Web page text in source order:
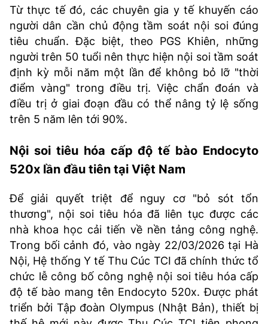
Từ thực tế đó, các chuyên gia y tế khuyến cáo
người dân cần chủ động tầm soát nội soi đúng
tiêu chuẩn. Đặc biệt, theo PGS Khiên, những
người trên 50 tuổi nên thực hiện nội soi tầm soát
định kỳ mỗi năm một lần để không bỏ lỡ "thời
điểm vàng" trong điều trị. Việc chẩn đoán và
điều trị ở giai đoạn đầu có thể nâng tỷ lệ sống
trên 5 năm lên tới 90%.
Nội soi tiêu hóa cấp độ tế bào Endocyto
520x lần đầu tiên tại Việt Nam
Để giải quyết triệt để nguy cơ "bỏ sót tổn
thương", nội soi tiêu hóa đã liên tục được các
nhà khoa học cải tiến về nền tảng công nghệ.
Trong bối cảnh đó, vào ngày 22/03/2026 tại Hà
Nội, Hệ thống Y tế Thu Cúc TCI đã chính thức tổ
chức lễ công bố công nghệ nội soi tiêu hóa cấp
độ tế bào mang tên Endocyto 520x. Được phát
triển bởi Tập đoàn Olympus (Nhật Bản), thiết bị